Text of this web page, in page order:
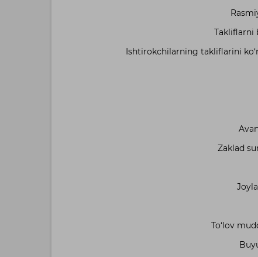
Takliflarni
Ishtirokchilarning takliflarini
Zaklad
To‘lov